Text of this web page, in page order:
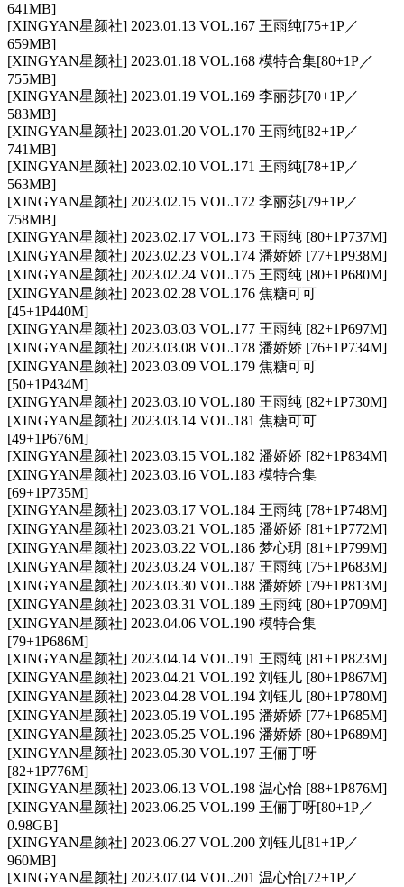
641MB]
[XINGYAN星颜社] 2023.01.13 VOL.167 王雨纯[75+1P／
659MB]
[XINGYAN星颜社] 2023.01.18 VOL.168 模特合集[80+1P／
755MB]
[XINGYAN星颜社] 2023.01.19 VOL.169 李丽莎[70+1P／
583MB]
[XINGYAN星颜社] 2023.01.20 VOL.170 王雨纯[82+1P／
741MB]
[XINGYAN星颜社] 2023.02.10 VOL.171 王雨纯[78+1P／
563MB]
[XINGYAN星颜社] 2023.02.15 VOL.172 李丽莎[79+1P／
758MB]
[XINGYAN星颜社] 2023.02.17 VOL.173 王雨纯 [80+1P737M]
[XINGYAN星颜社] 2023.02.23 VOL.174 潘娇娇 [77+1P938M]
[XINGYAN星颜社] 2023.02.24 VOL.175 王雨纯 [80+1P680M]
[XINGYAN星颜社] 2023.02.28 VOL.176 焦糖可可
[45+1P440M]
[XINGYAN星颜社] 2023.03.03 VOL.177 王雨纯 [82+1P697M]
[XINGYAN星颜社] 2023.03.08 VOL.178 潘娇娇 [76+1P734M]
[XINGYAN星颜社] 2023.03.09 VOL.179 焦糖可可
[50+1P434M]
[XINGYAN星颜社] 2023.03.10 VOL.180 王雨纯 [82+1P730M]
[XINGYAN星颜社] 2023.03.14 VOL.181 焦糖可可
[49+1P676M]
[XINGYAN星颜社] 2023.03.15 VOL.182 潘娇娇 [82+1P834M]
[XINGYAN星颜社] 2023.03.16 VOL.183 模特合集
[69+1P735M]
[XINGYAN星颜社] 2023.03.17 VOL.184 王雨纯 [78+1P748M]
[XINGYAN星颜社] 2023.03.21 VOL.185 潘娇娇 [81+1P772M]
[XINGYAN星颜社] 2023.03.22 VOL.186 梦心玥 [81+1P799M]
[XINGYAN星颜社] 2023.03.24 VOL.187 王雨纯 [75+1P683M]
[XINGYAN星颜社] 2023.03.30 VOL.188 潘娇娇 [79+1P813M]
[XINGYAN星颜社] 2023.03.31 VOL.189 王雨纯 [80+1P709M]
[XINGYAN星颜社] 2023.04.06 VOL.190 模特合集
[79+1P686M]
[XINGYAN星颜社] 2023.04.14 VOL.191 王雨纯 [81+1P823M]
[XINGYAN星颜社] 2023.04.21 VOL.192 刘钰儿 [80+1P867M]
[XINGYAN星颜社] 2023.04.28 VOL.194 刘钰儿 [80+1P780M]
[XINGYAN星颜社] 2023.05.19 VOL.195 潘娇娇 [77+1P685M]
[XINGYAN星颜社] 2023.05.25 VOL.196 潘娇娇 [80+1P689M]
[XINGYAN星颜社] 2023.05.30 VOL.197 王俪丁呀
[82+1P776M]
[XINGYAN星颜社] 2023.06.13 VOL.198 温心怡 [88+1P876M]
[XINGYAN星颜社] 2023.06.25 VOL.199 王俪丁呀[80+1P／
0.98GB]
[XINGYAN星颜社] 2023.06.27 VOL.200 刘钰儿[81+1P／
960MB]
[XINGYAN星颜社] 2023.07.04 VOL.201 温心怡[72+1P／